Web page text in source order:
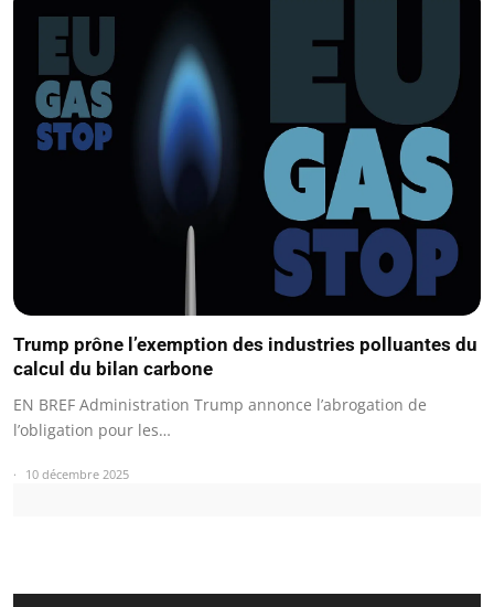
Trump prône l’exemption des industries polluantes du
calcul du bilan carbone
EN BREF Administration Trump annonce l’abrogation de
l’obligation pour les…
10 décembre 2025